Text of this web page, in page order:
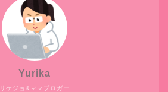
リケジョ&ママブロガー
Yurika